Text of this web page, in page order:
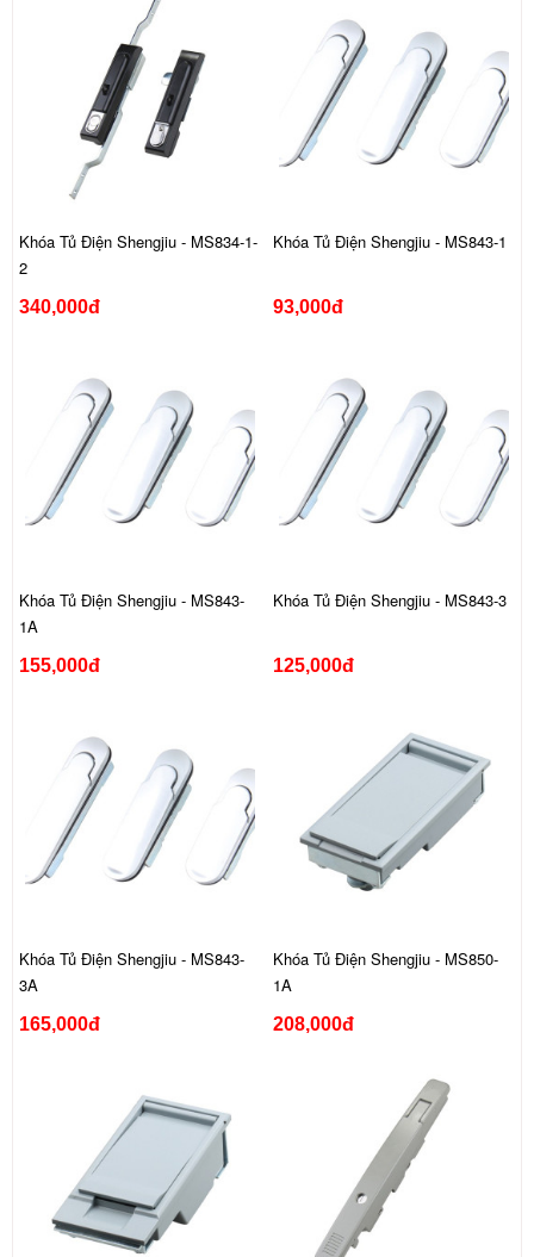
Khóa Tủ Điện Shengjiu - MS834-1-
2
340,000đ
Khóa Tủ Điện Shengjiu - MS843-1
93,000đ
Khóa Tủ Điện Shengjiu - MS843-
1A
155,000đ
Khóa Tủ Điện Shengjiu - MS843-3
125,000đ
Khóa Tủ Điện Shengjiu - MS843-
3A
165,000đ
Khóa Tủ Điện Shengjiu - MS850-
1A
208,000đ